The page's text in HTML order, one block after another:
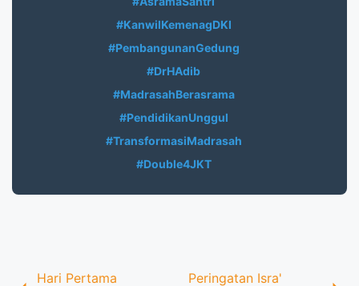
#KanwilKemenagDKI
#PembangunanGedung
#DrHAdib
#MadrasahBerasrama
#PendidikanUnggul
#TransformasiMadrasah
#Double4JKT
Hari Pertama
Peringatan Isra'